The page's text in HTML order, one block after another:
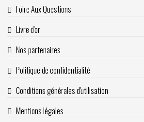
Foire Aux Questions
Livre d'or
Nos partenaires
Politique de confidentialité
Conditions générales d'utilisation
Mentions légales